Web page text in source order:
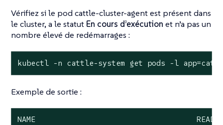
Vérifiez si le pod cattle-cluster-agent est présent dans
le cluster, a le statut En cours d’exécution et n’a pas un
nombre élevé de redémarrages :
kubectl -n cattle-system get pods -l
Exemple de sortie :
NAME                                    READY